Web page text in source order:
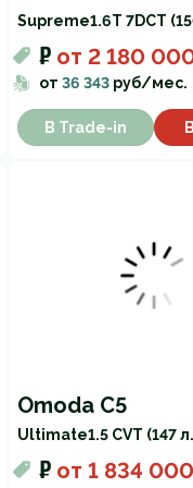
Supreme1.6T 7DCT
₽ от 2 180
от 36 343 руб/мес.
В Trade-in
Omoda C5
Ultimate1.5 CVT (147
₽ от 1 834 000